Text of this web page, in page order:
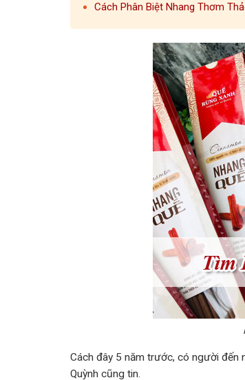
Cách Phân Biệt Nhang Thơm
Cách đây 5 năm trước, có người đến
Quỳnh cũng tin.